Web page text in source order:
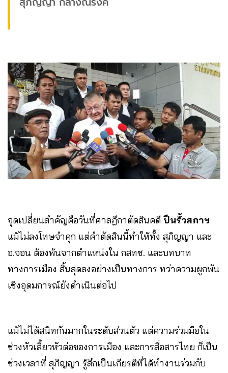
จุดเปลี่ยนสำคัญคือวันที่ศาลฎีกาตัดสินคดี ปีนรั้วสภาฯ
แม้ไม่ลงโทษจำคุก แต่คำตัดสินนี้ทำให้ทั้ง สุภิญญา และ
อ.จอน ต้องพ้นจากตำแหน่งใน กสทช. และบทบาท
ทางการเมือง สิ้นสุดลงอย่างเป็นทางการ ทว่าความผูกพัน
เชิงอุดมการณ์ยังดำเนินต่อไป
แม้ไม่ได้สนิทกันมากในระดับส่วนตัว แต่ความร่วมมือใน
ช่วงหัวเลี้ยวหัวต่อของการเมือง และการสื่อสารไทย ก็เป็น
ช่วงเวลาที่ สุภิญญา รู้สึกเป็นเกียรติที่ได้ทำงานร่วมกับ